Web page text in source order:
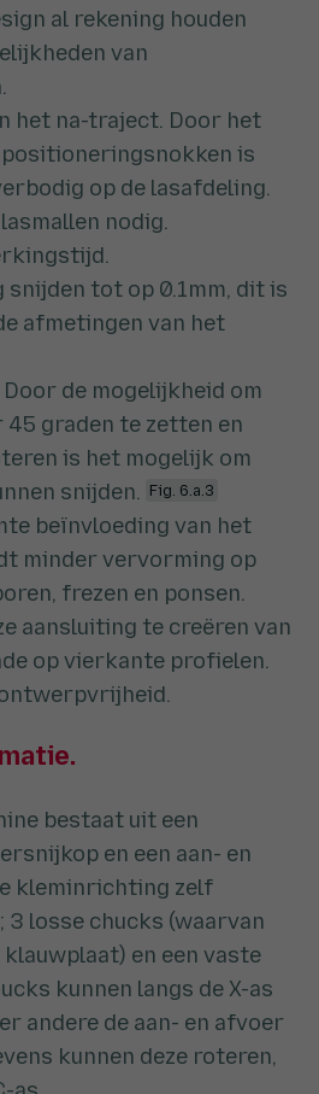
al rekening houden
van
het na-traject. Door het
positioneringsnokken is
op de lasafdeling.
nodig.
snijden tot op 0.1mm, dit is
afmetingen van het
de mogelijkheid om
45 graden te zetten en
is het mogelijk om
snijden. Fig. 6.a.3
beïnvloeding van het
minder vervorming op
frezen en ponsen.
aansluiting te creëren van
op vierkante profielen.
bestaat uit een
en een aan- en
kleminrichting zelf
3 losse chucks (waarvan
en een vaste
kunnen langs de X-as
andere de aan- en afvoer
kunnen deze roteren,